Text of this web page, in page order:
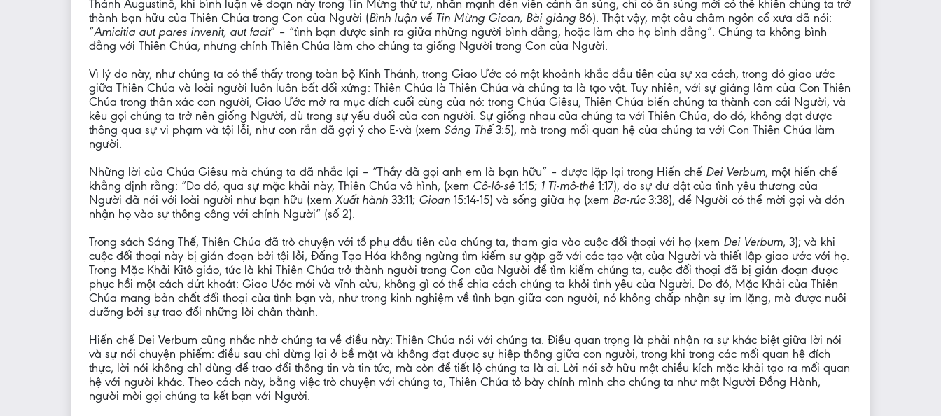
Thánh Augustinô, khi bình luận về đoạn này trong Tin Mừng thứ tư, nhấn mạnh đến viễn cảnh ân sủng, chỉ có ân sủng mới có thể khiến chúng ta trở
thành bạn hữu của Thiên Chúa trong Con của Người (Bình luận về Tin Mừng Gioan, Bài giảng 86). Thật vậy, một câu châm ngôn cổ xưa đã nói:
“Amicitia aut pares invenit, aut facit” – “tình bạn được sinh ra giữa những người bình đẳng, hoặc làm cho họ bình đẳng”. Chúng ta không bình
đẳng với Thiên Chúa, nhưng chính Thiên Chúa làm cho chúng ta giống Người trong Con của Người.
Vì lý do này, như chúng ta có thể thấy trong toàn bộ Kinh Thánh, trong Giao Ước có một khoảnh khắc đầu tiên của sự xa cách, trong đó giao ước
giữa Thiên Chúa và loài người luôn luôn bất đối xứng: Thiên Chúa là Thiên Chúa và chúng ta là tạo vật. Tuy nhiên, với sự giáng lâm của Con Thiên
Chúa trong thân xác con người, Giao Ước mở ra mục đích cuối cùng của nó: trong Chúa Giêsu, Thiên Chúa biến chúng ta thành con cái Người, và
kêu gọi chúng ta trở nên giống Người, dù trong sự yếu đuối của con người. Sự giống nhau của chúng ta với Thiên Chúa, do đó, không đạt được
thông qua sự vi phạm và tội lỗi, như con rắn đã gợi ý cho E-và (xem Sáng Thế3:5), mà trong mối quan hệ của chúng ta với Con Thiên Chúa làm
người.
Những lời của Chúa Giêsu mà chúng ta đã nhắc lại – “Thầy đã gọi anh em là bạn hữu” – được lặp lại trong Hiến chế Dei Verbum, một hiến chế
khẳng định rằng: “Do đó, qua sự mặc khải này, Thiên Chúa vô hình, (xem Cô-lô-sê 1:15; 1 Ti-mô-thê 1:17), do sự dư dật của tình yêu thương của
Người đã nói với loài người như bạn hữu (xem Xuất hành 33:11; Gioan 15:14-15) và sống giữa họ (xem Ba-rúc 3:38), để Người có thể mời gọi và đón
nhận họ vào sự thông công với chính Người” (số 2).
Trong sách Sáng Thế, Thiên Chúa đã trò chuyện với tổ phụ đầu tiên của chúng ta, tham gia vào cuộc đối thoại với họ (xem Dei Verbum, 3); và khi
cuộc đối thoại này bị gián đoạn bởi tội lỗi, Đấng Tạo Hóa không ngừng tìm kiếm sự gặp gỡ với các tạo vật của Người và thiết lập giao ước với họ.
Trong Mặc Khải Kitô giáo, tức là khi Thiên Chúa trở thành người trong Con của Người để tìm kiếm chúng ta, cuộc đối thoại đã bị gián đoạn được
phục hồi một cách dứt khoát: Giao Ước mới và vĩnh cửu, không gì có thể chia cách chúng ta khỏi tình yêu của Người. Do đó, Mặc Khải của Thiên
Chúa mang bản chất đối thoại của tình bạn và, như trong kinh nghiệm về tình bạn giữa con người, nó không chấp nhận sự im lặng, mà được nuôi
dưỡng bởi sự trao đổi những lời chân thành.
Hiến chế Dei Verbum cũng nhắc nhở chúng ta về điều này: Thiên Chúa nói với chúng ta. Điều quan trọng là phải nhận ra sự khác biệt giữa lời nói
và sự nói chuyện phiếm: điều sau chỉ dừng lại ở bề mặt và không đạt được sự hiệp thông giữa con người, trong khi trong các mối quan hệ đích
thực, lời nói không chỉ dùng để trao đổi thông tin và tin tức, mà còn để tiết lộ chúng ta là ai. Lời nói sở hữu một chiều kích mặc khải tạo ra mối quan
hệ với người khác. Theo cách này, bằng việc trò chuyện với chúng ta, Thiên Chúa tỏ bày chính mình cho chúng ta như một Người Đồng Hành,
người mời gọi chúng ta kết bạn với Người.